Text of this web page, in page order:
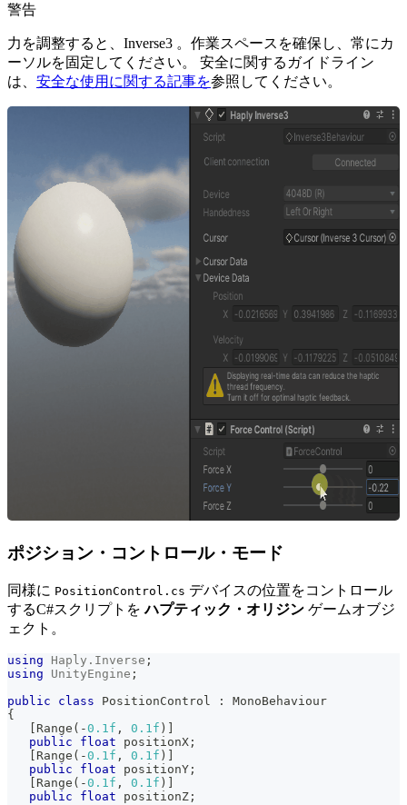
警告
力を調整すると、Inverse3 。作業スペースを確保し、常にカ
ーソルを固定してください。 安全に関するガイドライン
は、 安全な使用に関する記事を参照してください。
ポジション・コントロール・モード
同様に PositionControl.cs デバイスの位置をコントロール
するC#スクリプトをハプティック・オリジン ゲームオブジ
ェクト。
using Haply . Inverse ;
using
UnityEngine ;
public
class PositionControl :
MonoBehaviour
{
Range ( -0.1f , 0.1f )
public
float positionX ;
Range ( -0.1f , 0.1f )
public
float positionY ;
Range ( -0.1f , 0.1f )
public
float positionZ ;